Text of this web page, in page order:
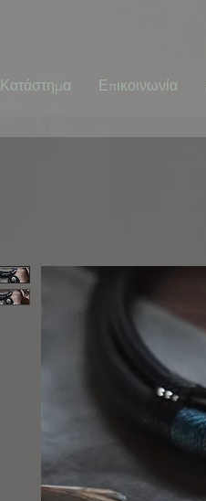
Κατάστημα Επικοινωνία